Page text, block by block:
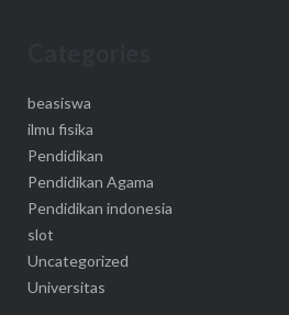
beasiswa
ilmu fisika
Pendidikan
Pendidikan Agama
Pendidikan indonesia
slot
Uncategorized
Universitas